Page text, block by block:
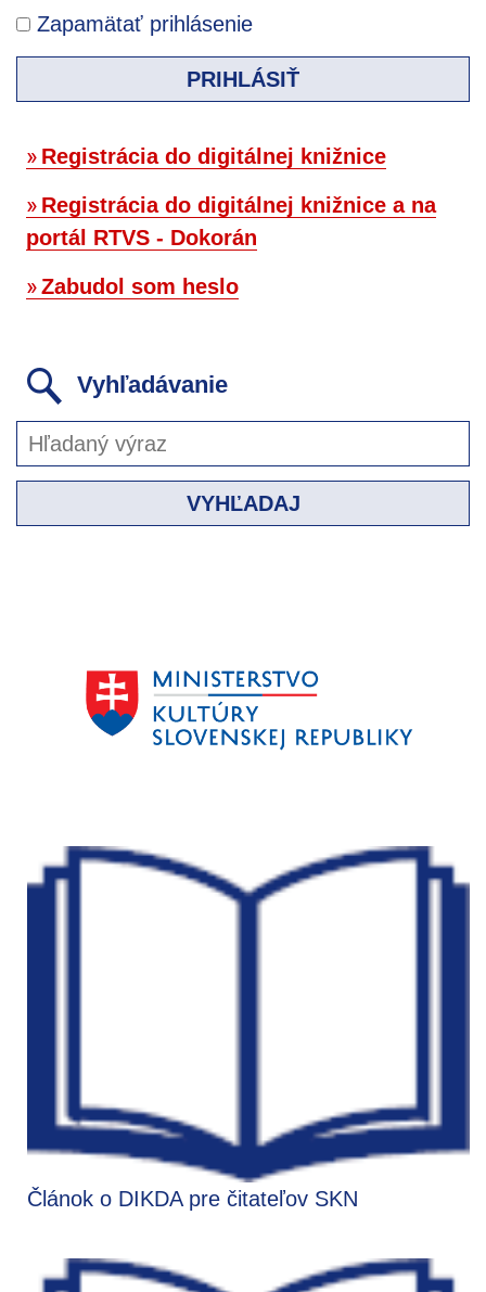
Zapamätať prihlásenie
PRIHLÁSIŤ
Registrácia do digitálnej knižnice
Registrácia do digitálnej knižnice a na
portál RTVS - Dokorán
Zabudol som heslo
Vyhľadávanie
VYHĽADAJ
Článok o DIKDA pre čitateľov SKN